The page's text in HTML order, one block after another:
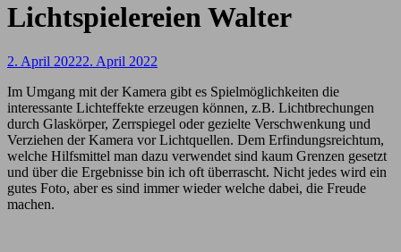
Lichtspielereien Walter
2. April 20222. April 2022
Im Umgang mit der Kamera gibt es Spielmöglichkeiten die
interessante Lichteffekte erzeugen können, z.B. Lichtbrechungen
durch Glaskörper, Zerrspiegel oder gezielte Verschwenkung und
Verziehen der Kamera vor Lichtquellen. Dem Erfindungsreichtum,
welche Hilfsmittel man dazu verwendet sind kaum Grenzen gesetzt
und über die Ergebnisse bin ich oft überrascht. Nicht jedes wird ein
gutes Foto, aber es sind immer wieder welche dabei, die Freude
machen.